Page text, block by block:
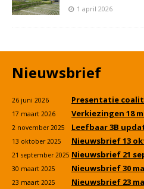
1 april 2026
Nieuwsbrief
26 juni 2026 Presentatie
17 maart 2026 Verkiezingen 18
2 november 2025 Leefbaar 3B
13 oktober 2025 Nieuwsbrief 13
21 september 2025 Nieuwsbrief 21
30 maart 2025 Nieuwsbrief 30
23 maart 2025 Nieuwsbrief 23